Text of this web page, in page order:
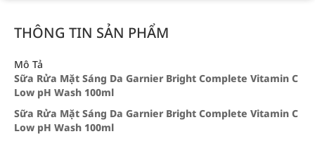
THÔNG TIN SẢN PHẨM
Mô Tả
Sữa Rửa Mặt Sáng Da Garnier Bright Complete Vitamin C
Low pH Wash 100ml
Sữa Rửa Mặt Sáng Da Garnier Bright Complete Vitamin C
Low pH Wash 100ml